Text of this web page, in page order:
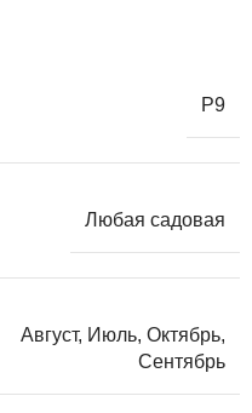
Р9
Любая садовая
Август, Июль, Октябрь,
Сентябрь